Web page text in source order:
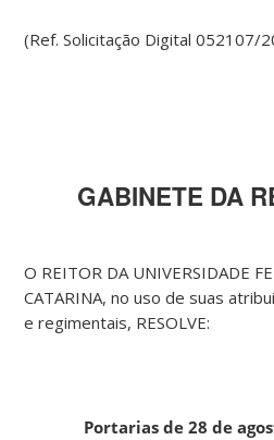
(Ref. Solicitação Digital 052107/
GABINETE DA
O REITOR DA UNIVERSIDADE
CATARINA, no uso de suas
e regimentais, RESOLVE:
Portarias de 28 de